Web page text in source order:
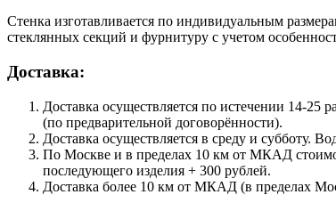
Стенка изготавливается по индивидуальным
стеклянных секций и фурнитуру с учетом
Доставка:
Доставка осуществляется по истечении 14-25
(по предварительной договорённости).
Доставка осуществляется в среду и субботу.
По Москве и в пределах 10 км от МКАД
последующего изделия + 300 рублей.
Доставка более 10 км от МКАД (в пределах